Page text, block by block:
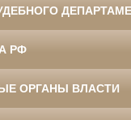
РФ
ОРГАНЫ ВЛАСТИ